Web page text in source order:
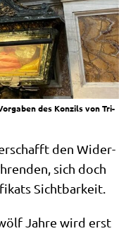
des Kon­zils von Tri­
den Wider­
sich doch
Sichtbarkeit.
Jah­re wird erst